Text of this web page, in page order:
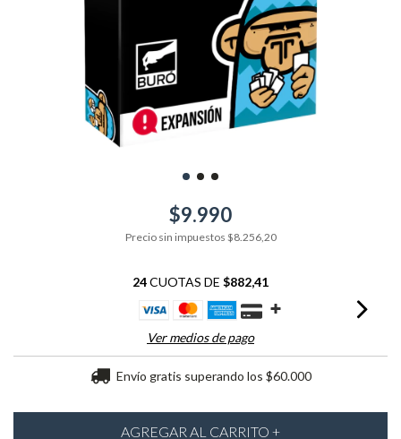
$9.990
Precio sin impuestos $8.256,20
24CUOTAS DE $882,41
Ver medios de pago
Envío gratis superando los $60.000